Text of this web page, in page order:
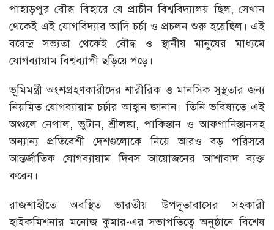
পাহাড়পুর বৌদ্ধ বিহারে যে প্রাচীন বিশ্ববিদ্যালয় ছিল, সেখান
থেকেই এই যোগবিদ্যার আদি চর্চা ও প্রচলন শুরু হয়েছিল। এই
বরেন্দ্র সভ্যতা থেকেই বৌদ্ধ ও স্থানীয় মানুষের মাধ্যমে
যোগব্যায়াম বিশ্বব্যাপী ছড়িয়ে পড়ে।
ভূমিমন্ত্রী অংশগ্রহণকারীদের শারীরিক ও মানসিক সুস্থতার জন্য
নিয়মিত যোগব্যায়াম চর্চার আহ্বান জানান। তিনি ভবিষ্যতে এই
অঞ্চলে নেপাল, ভুটান, শ্রীলঙ্কা, পাকিস্তান ও আফগানিস্তানসহ
অন্যান্য প্রতিবেশী দেশগুলোকে নিয়ে আরও বড় পরিসরে
আন্তর্জাতিক যোগব্যায়াম দিবস আয়োজনের আশাবাদ ব্যক্ত
করেন।
রাজশাহীতে অবস্থিত ভারতীয় উপদূতাবাসের সহকারী
হাইকমিশনার মনোজ কুমার-এর সভাপতিত্বে অনুষ্ঠানে বিশেষ